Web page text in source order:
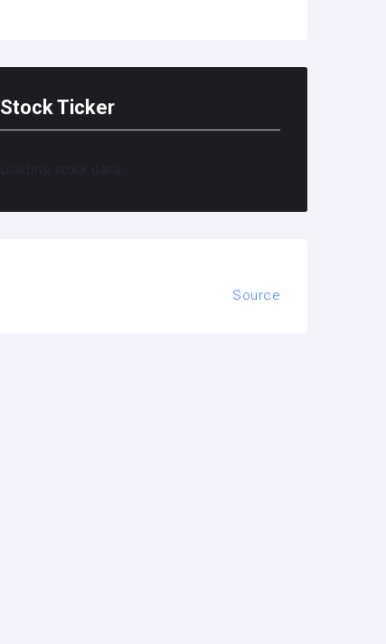
Stock Ticker
Loading stock data...
Source